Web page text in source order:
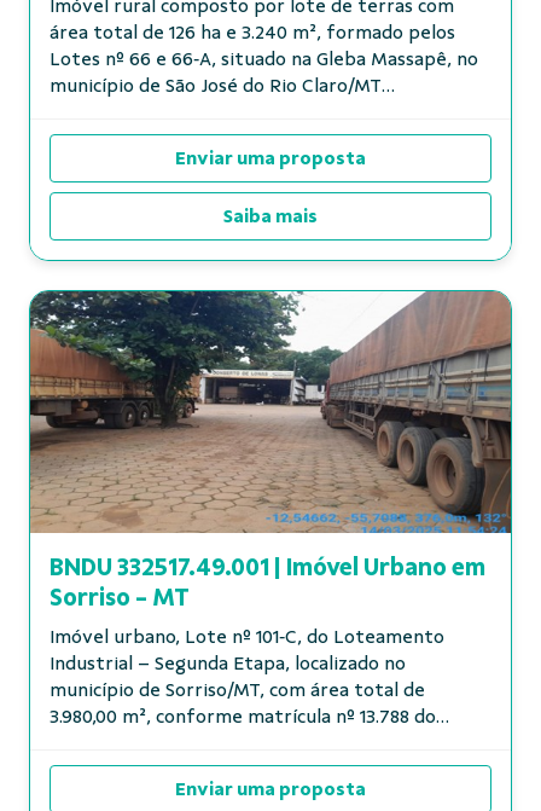
Imóvel rural composto por lote de terras com
área total de 126 ha e 3.240 m², formado pelos
Lotes nº 66 e 66‑A, situado na Gleba Massapê, no
município de São José do Rio Claro/MT
Enviar uma proposta
Saiba mais
BNDU 332517.49.001 | Imóvel Urbano em
Sorriso - MT
Imóvel urbano, Lote nº 101‑C, do Loteamento
Industrial – Segunda Etapa, localizado no
município de Sorriso/MT, com área total de
3.980,00 m², conforme matrícula nº 13.788 do
Enviar uma proposta